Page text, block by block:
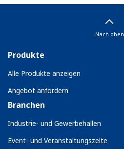
Nach oben
Produkte
Alle Produkte anzeigen
Angebot anfordern
Branchen
Industrie- und Gewerbehallen
Event- und Veranstaltungszelte